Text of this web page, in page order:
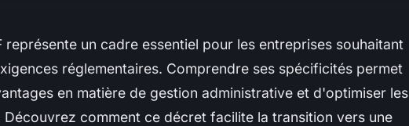
représente un cadre essentiel pour les entreprises souhaitant
réglementaires. Comprendre ses spécificités permet
en matière de gestion administrative et d'optimiser les
Découvrez comment ce décret facilite la transition vers une